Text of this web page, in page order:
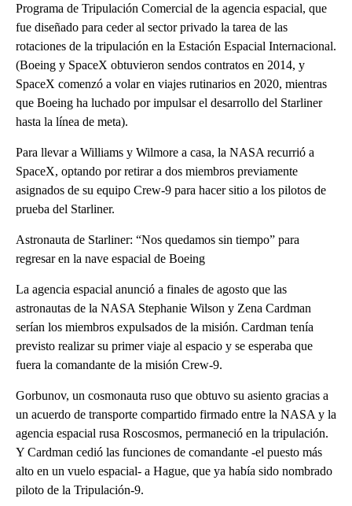
Programa de Tripulación Comercial de la agencia espacial, que
fue diseñado para ceder al sector privado la tarea de las
rotaciones de la tripulación en la Estación Espacial Internacional.
(Boeing y SpaceX obtuvieron sendos contratos en 2014, y
SpaceX comenzó a volar en viajes rutinarios en 2020, mientras
que Boeing ha luchado por impulsar el desarrollo del Starliner
hasta la línea de meta).
Para llevar a Williams y Wilmore a casa, la NASA recurrió a
SpaceX, optando por retirar a dos miembros previamente
asignados de su equipo Crew-9 para hacer sitio a los pilotos de
prueba del Starliner.
Astronauta de Starliner: “Nos quedamos sin tiempo” para
regresar en la nave espacial de Boeing
La agencia espacial anunció a finales de agosto que las
astronautas de la NASA Stephanie Wilson y Zena Cardman
serían los miembros expulsados de la misión. Cardman tenía
previsto realizar su primer viaje al espacio y se esperaba que
fuera la comandante de la misión Crew-9.
Gorbunov, un cosmonauta ruso que obtuvo su asiento gracias a
un acuerdo de transporte compartido firmado entre la NASA y la
agencia espacial rusa Roscosmos, permaneció en la tripulación.
Y Cardman cedió las funciones de comandante -el puesto más
alto en un vuelo espacial- a Hague, que ya había sido nombrado
piloto de la Tripulación-9.